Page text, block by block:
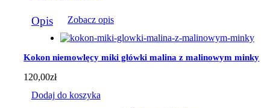
Opis Zobacz opis
Kokon niemowlęcy miki główki malina z malinowym minky
120,00zł
Dodaj do koszyka